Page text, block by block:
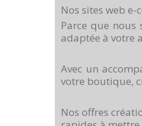
Nos sites web
Parce que nous
adaptée à votre
Avec un
votre boutique,
Nos offres